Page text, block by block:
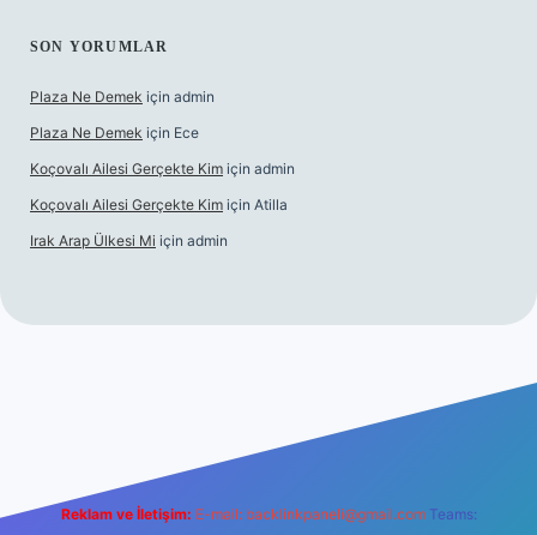
SON YORUMLAR
Plaza Ne Demek için admin
Plaza Ne Demek için Ece
Koçovalı Ailesi Gerçekte Kim için admin
Koçovalı Ailesi Gerçekte Kim için Atilla
Irak Arap Ülkesi Mi için admin
Reklam ve İletişim: E-mail: backlinkpaneli@gmail.com Teams: